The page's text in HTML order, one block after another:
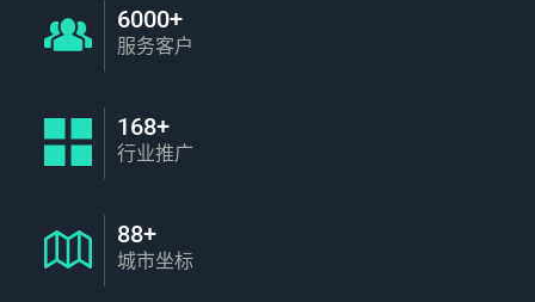
6000+
服务客户
168+
行业推广
88+
城市坐标